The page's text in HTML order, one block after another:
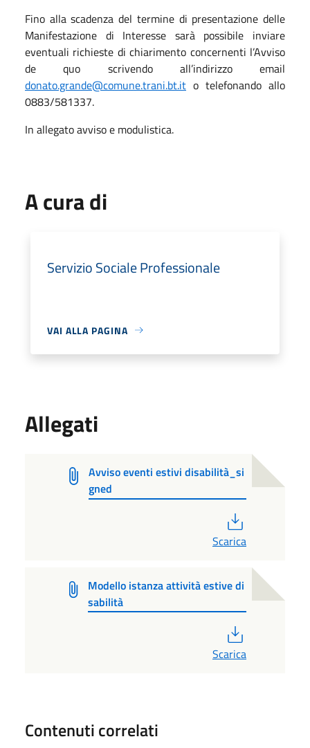
Fino alla scadenza del termine di presentazione delle
Manifestazione di Interesse sarà possibile inviare
eventuali richieste di chiarimento concernenti l’Avviso
de quo scrivendo all’indirizzo email
donato.grande@comune.trani.bt.it o telefonando allo
0883/581337.
In allegato avviso e modulistica.
A cura di
Servizio Sociale Professionale
VAI ALLA PAGINA
Allegati
Avviso eventi estivi disabilità_si
gned
Scarica
Modello istanza attività estive di
sabilità
Scarica
Contenuti correlati